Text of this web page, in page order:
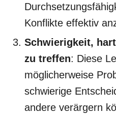
Konflikte effektiv
Schwierigkeit,
zu treffen: Diese
möglicherweise
schwierige
andere verärgern